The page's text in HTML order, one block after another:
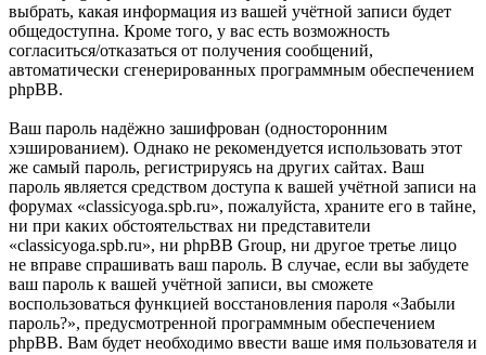
выбрать, какая информация из вашей учётной записи будет
общедоступна. Кроме того, у вас есть возможность
согласиться/отказаться от получения сообщений,
автоматически сгенерированных программным обеспечением
phpBB.
Ваш пароль надёжно зашифрован (односторонним
хэшированием). Однако не рекомендуется использовать этот
же самый пароль, регистрируясь на других сайтах. Ваш
пароль является средством доступа к вашей учётной записи на
форумах «classicyoga.spb.ru», пожалуйста, храните его в тайне,
ни при каких обстоятельствах ни представители
«classicyoga.spb.ru», ни phpBB Group, ни другое третье лицо
не вправе спрашивать ваш пароль. В случае, если вы забудете
ваш пароль к вашей учётной записи, вы сможете
воспользоваться функцией восстановления пароля «Забыли
пароль?», предусмотренной программным обеспечением
phpBB. Вам будет необходимо ввести ваше имя пользователя и